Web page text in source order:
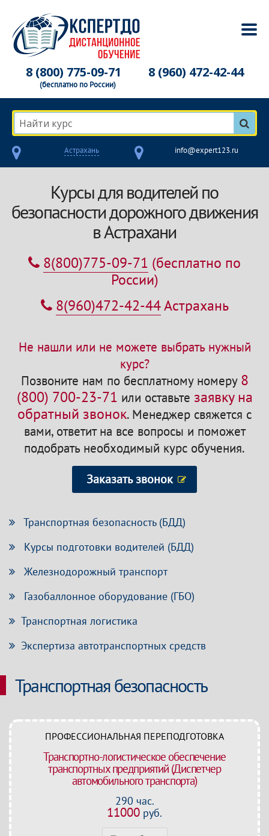
8 (800) 775-09-71
(бесплатно по России)
8 (960) 472-42-44
Найти курс
Астрахань info@expert123.ru
Курсы для водителей по
безопасности дорожного движения
в Астрахани
8(800)775-09-71 (бесплатно по
России)
8(960)472-42-44Астрахань
Не нашли или не можете выбрать нужный
курс?
Позвоните нам по бесплатному номеру 8
(800) 700-23-71 или оставьте заявку на
обратный звонок.Менеджер свяжется с
вами, ответит на все вопросы и поможет
подобрать необходимый курс обучения.
Заказать звонок
Транспортная безопасность (БДД)
Курсы подготовки водителей (БДД)
Железнодорожный транспорт
Газобаллонное оборудование (ГБО)
Транспортная логистика
Экспертиза автотранспортных средств
Транспортная безопасность
ПРОФЕССИОНАЛЬНАЯ ПЕРЕПОДГОТОВКА
Транспортно-логистическое обеспечение
транспортных предприятий (Диспетчер
автомобильного транспорта)
290 час.
11000 руб.